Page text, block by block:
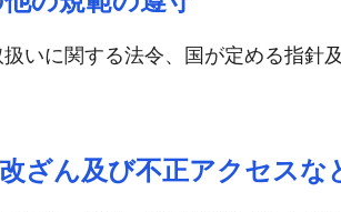
いに関する法令、国が定める指針
ざん及び不正アクセス